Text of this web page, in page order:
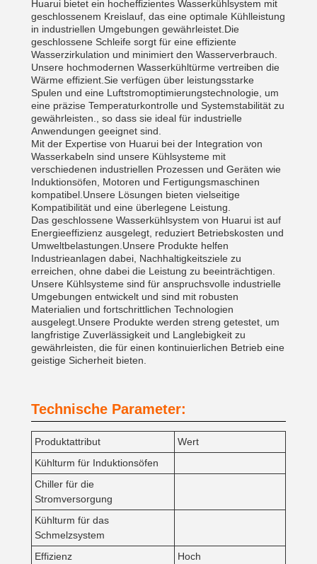
Huarui bietet ein hocheffizientes Wasserkühlsystem mit
geschlossenem Kreislauf, das eine optimale Kühlleistung
in industriellen Umgebungen gewährleistet.Die
geschlossene Schleife sorgt für eine effiziente
Wasserzirkulation und minimiert den Wasserverbrauch.
Unsere hochmodernen Wasserkühltürme vertreiben die
Wärme effizient.Sie verfügen über leistungsstarke
Spulen und eine Luftstromoptimierungstechnologie, um
eine präzise Temperaturkontrolle und Systemstabilität zu
gewährleisten., so dass sie ideal für industrielle
Anwendungen geeignet sind.
Mit der Expertise von Huarui bei der Integration von
Wasserkabeln sind unsere Kühlsysteme mit
verschiedenen industriellen Prozessen und Geräten wie
Induktionsöfen, Motoren und Fertigungsmaschinen
kompatibel.Unsere Lösungen bieten vielseitige
Kompatibilität und eine überlegene Leistung.
Das geschlossene Wasserkühlsystem von Huarui ist auf
Energieeffizienz ausgelegt, reduziert Betriebskosten und
Umweltbelastungen.Unsere Produkte helfen
Industrieanlagen dabei, Nachhaltigkeitsziele zu
erreichen, ohne dabei die Leistung zu beeinträchtigen.
Unsere Kühlsysteme sind für anspruchsvolle industrielle
Umgebungen entwickelt und sind mit robusten
Materialien und fortschrittlichen Technologien
ausgelegt.Unsere Produkte werden streng getestet, um
langfristige Zuverlässigkeit und Langlebigkeit zu
gewährleisten, die für einen kontinuierlichen Betrieb eine
geistige Sicherheit bieten.
Technische Parameter:
Produktattribut
Wert
Kühlturm für Induktionsöfen
Chiller für die
Stromversorgung
Kühlturm für das
Schmelzsystem
Effizienz
Hoch